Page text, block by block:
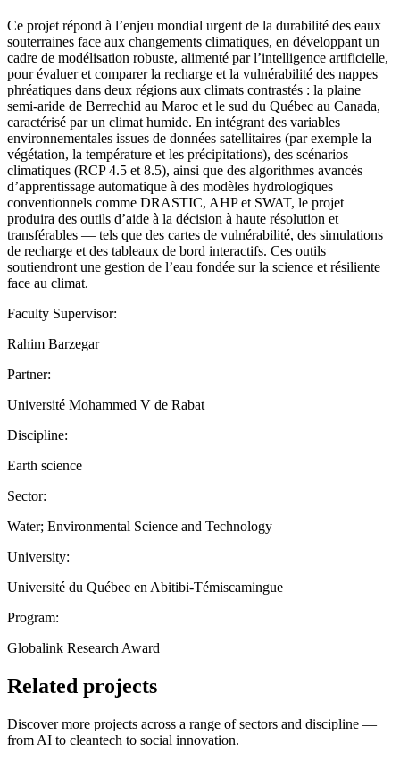
Ce projet répond à l’enjeu mondial urgent de la durabilité des eaux
souterraines face aux changements climatiques, en développant un
cadre de modélisation robuste, alimenté par l’intelligence artificielle,
pour évaluer et comparer la recharge et la vulnérabilité des nappes
phréatiques dans deux régions aux climats contrastés : la plaine
semi-aride de Berrechid au Maroc et le sud du Québec au Canada,
caractérisé par un climat humide. En intégrant des variables
environnementales issues de données satellitaires (par exemple la
végétation, la température et les précipitations), des scénarios
climatiques (RCP 4.5 et 8.5), ainsi que des algorithmes avancés
d’apprentissage automatique à des modèles hydrologiques
conventionnels comme DRASTIC, AHP et SWAT, le projet
produira des outils d’aide à la décision à haute résolution et
transférables — tels que des cartes de vulnérabilité, des simulations
de recharge et des tableaux de bord interactifs. Ces outils
soutiendront une gestion de l’eau fondée sur la science et résiliente
face au climat.
Faculty Supervisor:
Rahim Barzegar
Partner:
Université Mohammed V de Rabat
Discipline:
Earth science
Sector:
Water; Environmental Science and Technology
University:
Université du Québec en Abitibi-Témiscamingue
Program:
Globalink Research Award
Related projects
Discover more projects across a range of sectors and discipline —
from AI to cleantech to social innovation.